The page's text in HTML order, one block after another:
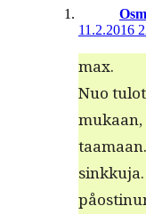
11.2.2016
max.
Nuo